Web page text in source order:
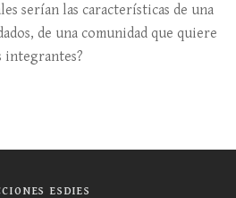
serían las características de una
de una comunidad que quiere
integrantes?
ESDIES